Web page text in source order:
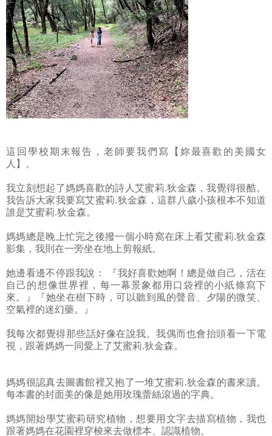
這回學校期末報告，老師要我們寫【妳最喜歡的美國女
人】。
我立刻想起了媽媽喜歡的詩人艾蜜莉.狄金森，我覺得很酷。
我告訴大家我要寫艾蜜莉.狄金森，這群八歲小孩根本不知道
誰是艾蜜莉.狄金森。
媽媽總是晚上忙完之後撥一個小時窩在床上看艾蜜莉.狄金森
影集，我則在一旁坐在地上剪報紙。
她邊看邊不停跟我說： 『我好喜歡她啊！總是做自己，活在
自己的想像世界裡，每一幕景象都用口袋裡的小紙條寫下
來。』『她坐在樹下時，可以聽到風的聲音、夕陽的微笑、
空氣裡的迷幻藥。』
我每次都覺得那些話好像在說我。我偶而也會抬頭看一下電
視，跟著媽媽一同愛上了艾蜜莉.狄金森。
媽媽很認真去圖書館裡又抱了一堆艾蜜莉.狄金森的書來讀。
每本書的封面美的像是她用玫瑰蕾絲滾過的字典。
媽媽開始學艾蜜莉研究植物，想要用文字去描寫植物，我也
跟著媽媽在花園裡穿梭來去做標本、認識植物。